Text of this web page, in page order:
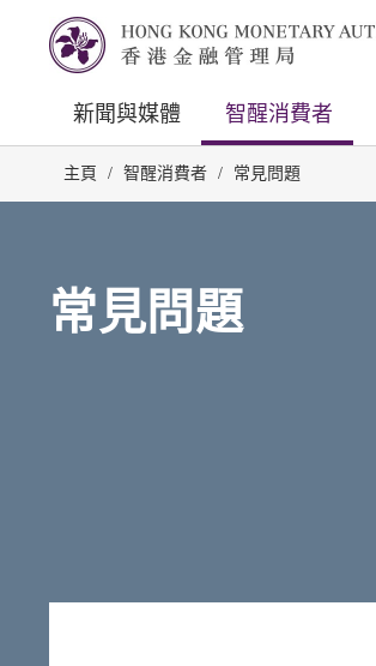
新聞與媒體 智醒消費者
主頁 / 智醒消費者 / 常見問題
常見問題